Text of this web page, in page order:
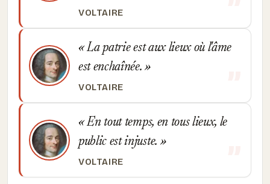
VOLTAIRE
La patrie est aux lieux où l'âme
est enchaînée.
VOLTAIRE
En tout temps, en tous lieux, le
public est injuste.
VOLTAIRE